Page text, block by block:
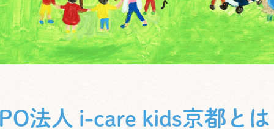
法人 i-care kids京都と